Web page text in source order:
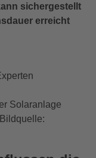
sichergestellt
erreicht
Solaranlage